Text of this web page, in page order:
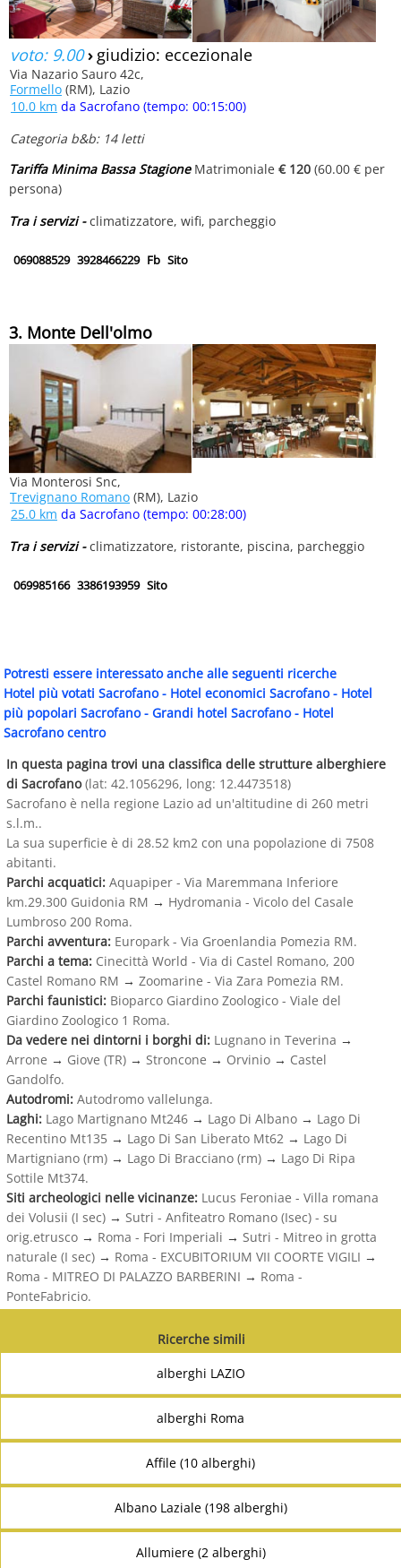
voto: 9.00› giudizio: eccezionale
Via Nazario Sauro 42c,
Formello (RM), Lazio
10.0 km da Sacrofano (tempo: 00:15:00)
Categoria b&b: 14 letti
Tariffa Minima Bassa StagioneMatrimoniale € 120 (60.00 € per
persona)
Tra i servizi -climatizzatore, wifi, parcheggio
069088529 3928466229 Fb Sito
3. Monte Dell'olmo
Via Monterosi Snc,
Trevignano Romano (RM), Lazio
25.0 km da Sacrofano (tempo: 00:28:00)
Tra i servizi -climatizzatore, ristorante, piscina, parcheggio
069985166 3386193959 Sito
Potresti essere interessato anche alle seguenti ricerche
Hotel più votati Sacrofano- Hotel economici Sacrofano- Hotel
più popolari Sacrofano- Grandi hotel Sacrofano- Hotel
Sacrofano centro
In questa pagina trovi una classifica delle strutture alberghiere
di Sacrofano(lat: 42.1056296, long: 12.4473518)
Sacrofano è nella regione Lazio ad un'altitudine di 260 metri
s.l.m..
La sua superficie è di 28.52 km2 con una popolazione di 7508
abitanti.
Parchi acquatici: Aquapiper - Via Maremmana Inferiore
km.29.300 Guidonia RM → Hydromania - Vicolo del Casale
Lumbroso 200 Roma.
Parchi avventura: Europark - Via Groenlandia Pomezia RM.
Parchi a tema: Cinecittà World - Via di Castel Romano, 200
Castel Romano RM → Zoomarine - Via Zara Pomezia RM.
Parchi faunistici: Bioparco Giardino Zoologico - Viale del
Giardino Zoologico 1 Roma.
Da vedere nei dintorni i borghi di: Lugnano in Teverina →
Arrone → Giove (TR) → Stroncone → Orvinio → Castel
Gandolfo.
Autodromi: Autodromo vallelunga.
Laghi: Lago Martignano Mt246 → Lago Di Albano → Lago Di
Recentino Mt135 → Lago Di San Liberato Mt62 → Lago Di
Martigniano (rm) → Lago Di Bracciano (rm) → Lago Di Ripa
Sottile Mt374.
Siti archeologici nelle vicinanze: Lucus Feroniae - Villa romana
dei Volusii (I sec) → Sutri - Anfiteatro Romano (Isec) - su
orig.etrusco → Roma - Fori Imperiali → Sutri - Mitreo in grotta
naturale (I sec) → Roma - EXCUBITORIUM VII COORTE VIGILI →
Roma - MITREO DI PALAZZO BARBERINI → Roma -
PonteFabricio.
Ricerche simili
alberghi LAZIO
alberghi Roma
Affile (10 alberghi)
Albano Laziale (198 alberghi)
Allumiere (2 alberghi)